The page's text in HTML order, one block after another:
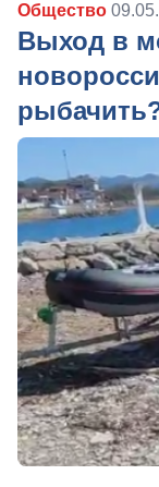
Общество
Выход в